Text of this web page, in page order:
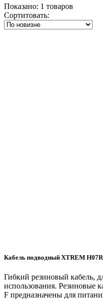
Показано: 1 товаров
Сортитовать:
Кабель подводный XTREM
Гибкий резиновый кабель,
использования. Резиновые
F предназначены для